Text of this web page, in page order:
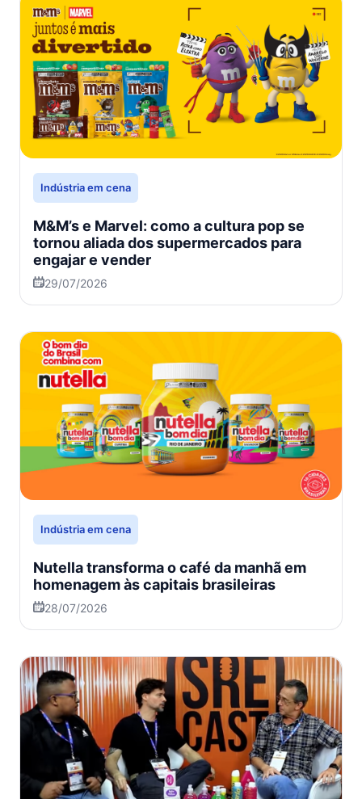
Indústria em cena
M&M’s e Marvel: como a cultura pop se
tornou aliada dos supermercados para
engajar e vender
29/07/2026
Indústria em cena
Nutella transforma o café da manhã em
homenagem às capitais brasileiras
28/07/2026